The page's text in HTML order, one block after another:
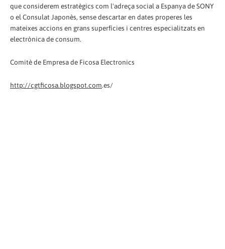
que considerem estratègics com l'adreça social a Espanya de SONY
o el Consulat Japonès, sense descartar en dates properes les
mateixes accions en grans superfícies i centres especialitzats en
electrònica de consum.
Comitè de Empresa de Ficosa Electronics
http://cgtficosa.blogspot.com.es/